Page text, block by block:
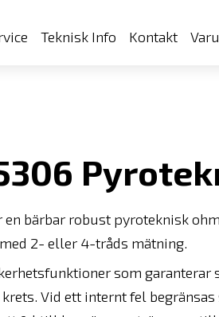
Teknisk Info Kontakt
en bärbar robust pyroteknisk
2- eller 4-tråds mätning.
som garanterar
Vid ett internt fel